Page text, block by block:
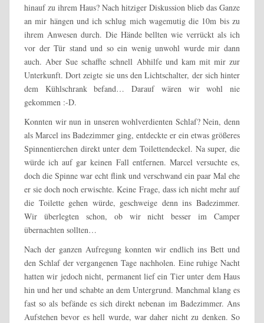
hinauf zu ihrem Haus? Nach hitziger Diskussion blieb das Ganze
an mir hängen und ich schlug mich wagemutig die 10m bis zu
ihrem Anwesen durch. Die Hände bellten wie verrückt als ich
vor der Tür stand und so ein wenig unwohl wurde mir dann
auch. Aber Sue schaffte schnell Abhilfe und kam mit mir zur
Unterkunft. Dort zeigte sie uns den Lichtschalter, der sich hinter
dem Kühlschrank befand… Darauf wären wir wohl nie
gekommen :-D.
Konnten wir nun in unseren wohlverdienten Schlaf? Nein, denn
als Marcel ins Badezimmer ging, entdeckte er ein etwas größeres
Spinnentierchen direkt unter dem Toilettendeckel. Na super, die
würde ich auf gar keinen Fall entfernen. Marcel versuchte es,
doch die Spinne war echt flink und verschwand ein paar Mal ehe
er sie doch noch erwischte. Keine Frage, dass ich nicht mehr auf
die Toilette gehen würde, geschweige denn ins Badezimmer.
Wir überlegten schon, ob wir nicht besser im Camper
übernachten sollten…
Nach der ganzen Aufregung konnten wir endlich ins Bett und
den Schlaf der vergangenen Tage nachholen. Eine ruhige Nacht
hatten wir jedoch nicht, permanent lief ein Tier unter dem Haus
hin und her und schabte an dem Untergrund. Manchmal klang es
fast so als befände es sich direkt nebenan im Badezimmer. Ans
Aufstehen bevor es hell wurde, war daher nicht zu denken. So